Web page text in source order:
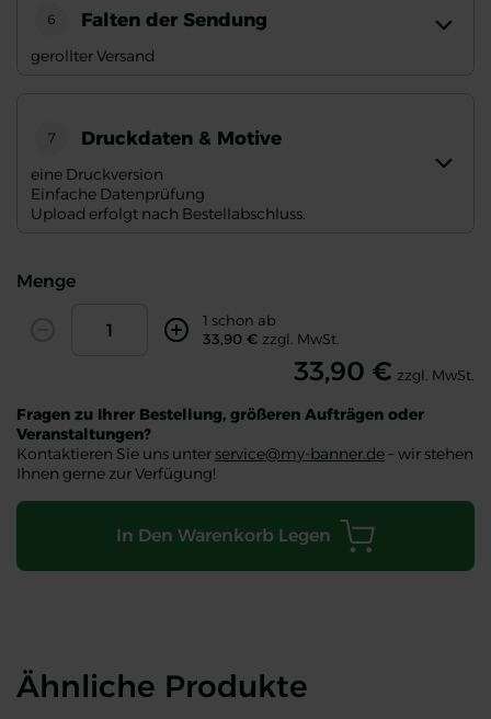
6 Falten der Sendung
gerollter Versand
7 Druckdaten & Motive
eine Druckversion
Einfache Datenprüfung
Upload erfolgt nach Bestellabschluss.
Menge
Increase
1 schon ab
33,90 € zzgl. MwSt.
33,90 € zzgl. MwSt.
Fragen zu Ihrer Bestellung, größeren Aufträgen oder
Veranstaltungen?
Kontaktieren Sie uns unter service@my-banner.de– wir stehen
Ihnen gerne zur Verfügung!
In Den Warenkorb Legen
Ähnliche Produkte